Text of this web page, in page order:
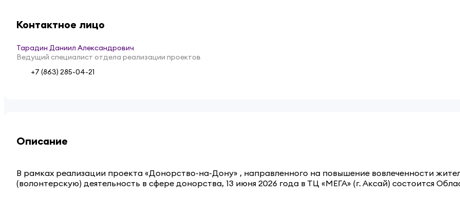
Контактное лицо
Тарадин Даниил Александрович
Ведущий специалист отдела реализации проектов
+7 (863) 285-04-21
Описание
В рамках реализации проекта «Донорство-на-Дону» , направленного на повышение вовлеченности
(волонтерскую) деятельность в сфере донорства, 13 июня 2026 года в ТЦ «МЕГА» (г. Аксай) состоится